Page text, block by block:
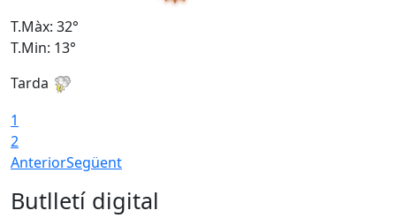
T.Màx: 32°
T.Min: 13°
Tarda
1
2
AnteriorSegüent
Butlletí digital